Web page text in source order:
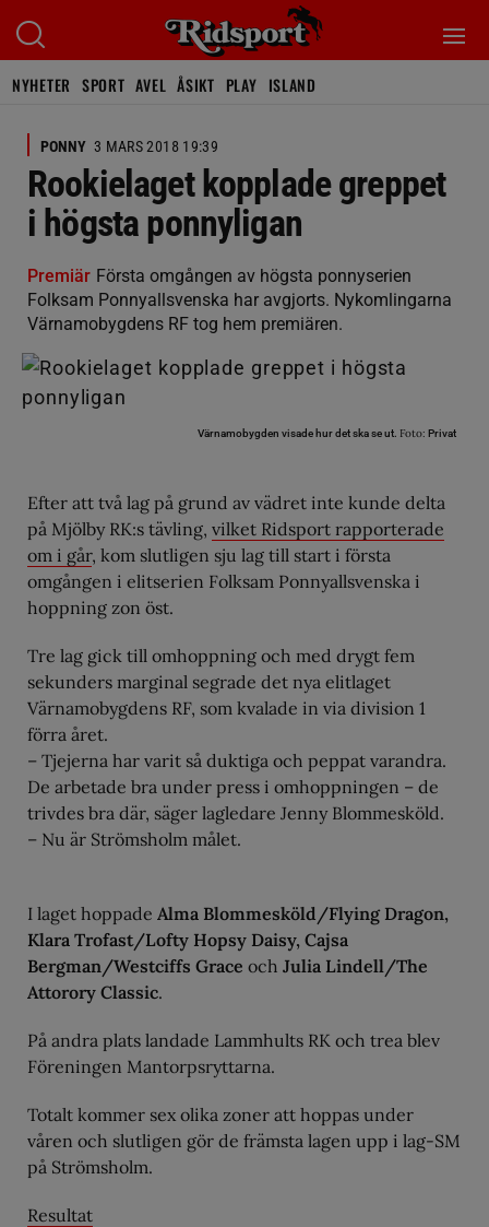
NYHETER SPORT AVEL ÅSIKT PLAY ISLAND
PONNY 3 MARS 2018 19:39
Rookielaget kopplade greppet
i högsta ponnyligan
Premiär Första omgången av högsta ponnyserien
Folksam Ponnyallsvenska har avgjorts. Nykomlingarna
Värnamobygdens RF tog hem premiären.
Värnamobygden visade hur det ska se ut. Foto: Privat
Efter att två lag på grund av vädret inte kunde delta
på Mjölby RK:s tävling, vilket Ridsport rapporterade
om i går, kom slutligen sju lag till start i första
omgången i elitserien Folksam Ponnyallsvenska i
hoppning zon öst.
Tre lag gick till omhoppning och med drygt fem
sekunders marginal segrade det nya elitlaget
Värnamobygdens RF, som kvalade in via division 1
förra året.
– Tjejerna har varit så duktiga och peppat varandra.
De arbetade bra under press i omhoppningen – de
trivdes bra där, säger lagledare Jenny Blommesköld.
– Nu är Strömsholm målet.
I laget hoppade Alma Blommesköld/Flying Dragon,
Klara Trofast/Lofty Hopsy Daisy, Cajsa
Bergman/Westciffs Grace och Julia Lindell/The
Attorory Classic.
På andra plats landade Lammhults RK och trea blev
Föreningen Mantorpsryttarna.
Totalt kommer sex olika zoner att hoppas under
våren och slutligen gör de främsta lagen upp i lag-SM
på Strömsholm.
Resultat